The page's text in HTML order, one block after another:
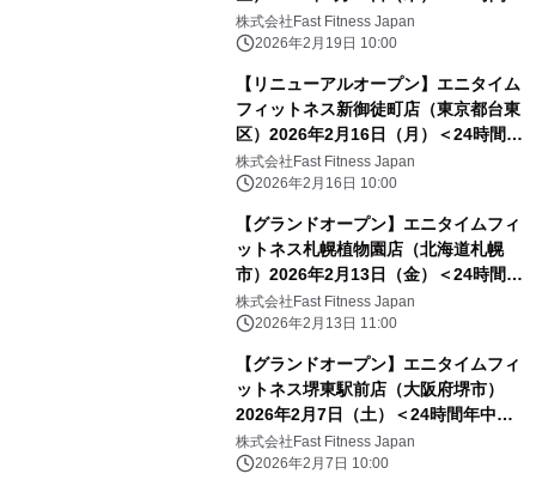
中無休のフィットネスジム＞
株式会社Fast Fitness Japan
2026年2月19日 10:00
【リニューアルオープン】エニタイム
フィットネス新御徒町店（東京都台東
区）2026年2月16日（月）＜24時間年
中無休のフィットネスジム＞
株式会社Fast Fitness Japan
2026年2月16日 10:00
【グランドオープン】エニタイムフィ
ットネス札幌植物園店（北海道札幌
市）2026年2月13日（金）＜24時間年
中無休のフィットネスジム＞
株式会社Fast Fitness Japan
2026年2月13日 11:00
【グランドオープン】エニタイムフィ
ットネス堺東駅前店（大阪府堺市）
2026年2月7日（土）＜24時間年中無
休のフィットネスジム＞
株式会社Fast Fitness Japan
2026年2月7日 10:00